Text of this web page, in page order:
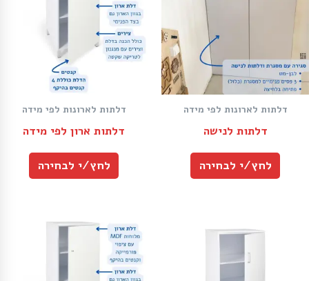
דלתות לארונות לפי מידה
דלתות לנישה
לחץ/י לבחירה
דלתות לארונות לפי מידה
דלתות ארון לפי מידה
לחץ/י לבחירה